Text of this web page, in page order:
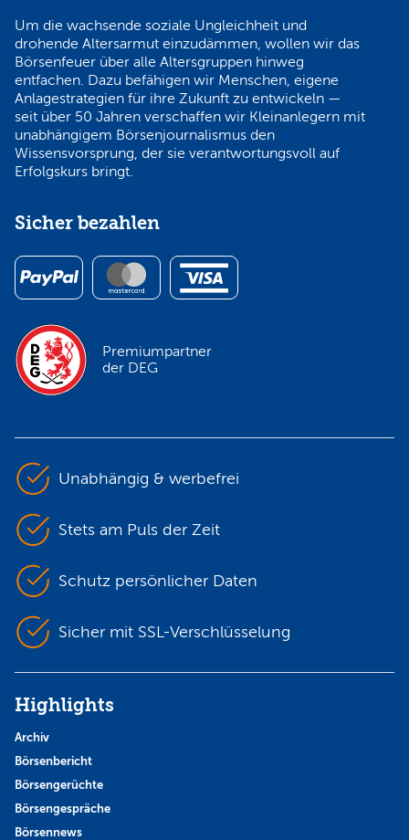
Um die wachsende soziale Ungleichheit und
drohende Altersarmut einzudämmen, wollen wir das
Börsenfeuer über alle Altersgruppen hinweg
entfachen. Dazu befähigen wir Menschen, eigene
Anlagestrategien für ihre Zukunft zu entwickeln —
seit über 50 Jahren verschaffen wir Kleinanlegern mit
unabhängigem Börsenjournalismus den
Wissensvorsprung, der sie verantwortungsvoll auf
Erfolgskurs bringt.
Sicher bezahlen
Premiumpartner
der DEG
Unabhängig & werbefrei
Stets am Puls der Zeit
Schutz persönlicher Daten
Sicher mit SSL-Verschlüsselung
Highlights
Archiv
Börsenbericht
Börsengerüchte
Börsengespräche
Börsennews